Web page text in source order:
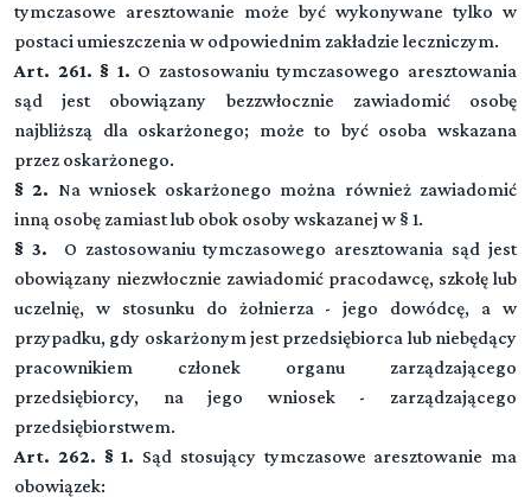
tymczasowe aresztowanie może być wykonywane tylko w
postaci umieszczenia w odpowiednim zakładzie leczniczym.
Art. 261. § 1. O zastosowaniu tymczasowego aresztowania
sąd jest obowiązany bezzwłocznie zawiadomić osobę
najbliższą dla oskarżonego; może to być osoba wskazana
przez oskarżonego.
§ 2. Na wniosek oskarżonego można również zawiadomić
inną osobę zamiast lub obok osoby wskazanej w § 1.
§ 3. O zastosowaniu tymczasowego aresztowania sąd jest
obowiązany niezwłocznie zawiadomić pracodawcę, szkołę lub
uczelnię, w stosunku do żołnierza - jego dowódcę, a w
przypadku, gdy oskarżonym jest przedsiębiorca lub niebędący
pracownikiem członek organu zarządzającego
przedsiębiorcy, na jego wniosek - zarządzającego
przedsiębiorstwem.
Art. 262. § 1. Sąd stosujący tymczasowe aresztowanie ma
obowiązek: